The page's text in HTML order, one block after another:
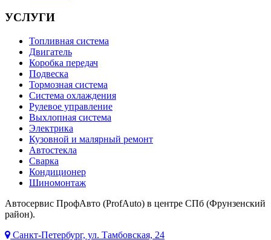
УСЛУГИ
Топливная система
Двигатель
Коробка передач
Подвеска
Тормозная система
Система охлаждения
Рулевое управление
Выхлопная система
Электрика
Кузовной и малярный ремонт
Автостекла
Сварка
Кондиционер
Шиномонтаж
Автосервис ПрофАвто (ProfAuto) в центре СПб (Фрунзенский
район).
Санкт-Петербург, ул. Тамбовская, 24